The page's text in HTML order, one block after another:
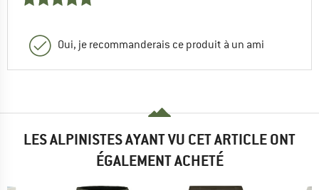
Oui, je recommanderais ce produit à un ami
LES ALPINISTES AYANT VU CET ARTICLE ONT
ÉGALEMENT ACHETÉ